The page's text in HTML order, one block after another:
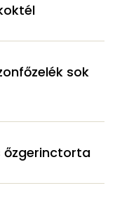
sok
őzgerinctorta